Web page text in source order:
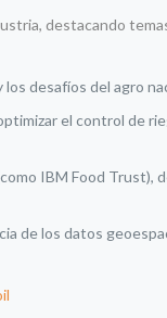
destacando
los desafíos del agro
el control de
IBM Food Trust),
de los datos